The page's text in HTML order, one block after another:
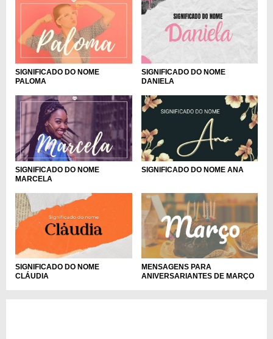
SIGNIFICADO DO NOME
PALOMA
SIGNIFICADO DO NOME
DANIELA
SIGNIFICADO DO NOME
MARCELA
SIGNIFICADO DO NOME ANA
SIGNIFICADO DO NOME
CLÁUDIA
MENSAGENS PARA
ANIVERSARIANTES DE MARÇO